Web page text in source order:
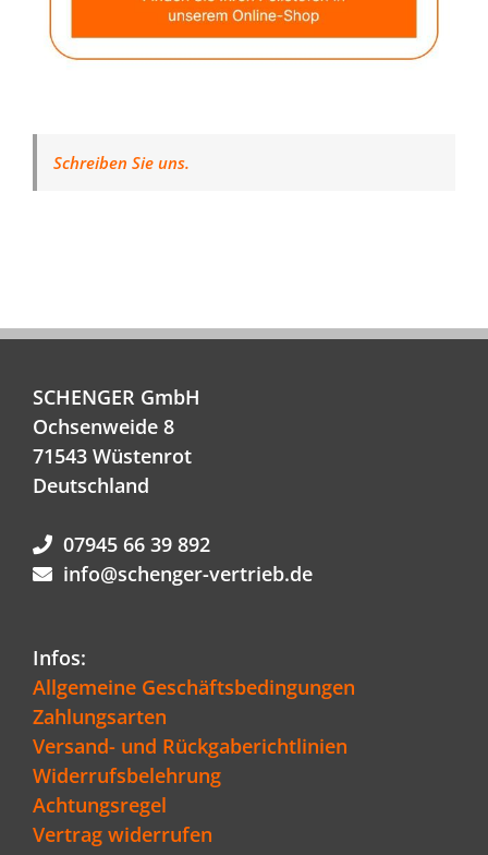
Schreiben Sie uns.
SCHENGER GmbH
Ochsenweide 8
71543 Wüstenrot
Deutschland
07945 66 39 892
info@schenger-vertrieb.de
Infos:
Allgemeine Geschäftsbedingungen
Zahlungsarten
Versand- und Rückgaberichtlinien
Widerrufsbelehrung
Achtungsregel
Vertrag widerrufen